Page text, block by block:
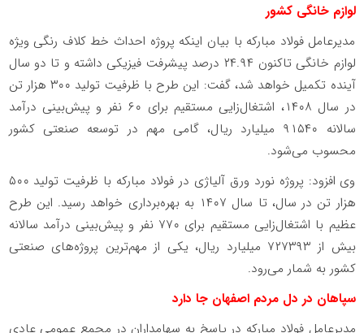
لوازم خانگی کشور
مدیرعامل فولاد مبارکه با بیان اینکه پروژه احداث خط کلاف رنگی ویژه
لوازم خانگی تاکنون ۲۴.۹۴ درصد پیشرفت فیزیکی داشته و تا دو سال
آینده تکمیل خواهد شد، گفت: این طرح با ظرفیت تولید ۳۰۰ هزار تن
در سال ۱۴۰۸، اشتغال‌زایی مستقیم برای ۶۰ نفر و پیش‌بینی درآمد
سالانه ۹۱۵۴۰ میلیارد ریال، گامی مهم در توسعه صنعتی کشور
محسوب می‌شود.
وی افزود: پروژه نورد ورق آلیاژی در فولاد مبارکه با ظرفیت تولید ۵۰۰
هزار تن در سال، تا سال ۱۴۰۷ به بهره‌برداری خواهد رسید. این طرح
عظیم با اشتغال‌زایی مستقیم برای ۷۷۰ نفر و پیش‌بینی درآمد سالانه
بیش از ۷۲۷۳۹۳ میلیارد ریال، یکی از مهم‌ترین پروژه‌های صنعتی
کشور به شمار می‌رود.
سپاهان در دل مردم اصفهان جا دارد
مدیرعامل فولاد مبارکه در پاسخ به سهامداران در مجمع عمومی عادی